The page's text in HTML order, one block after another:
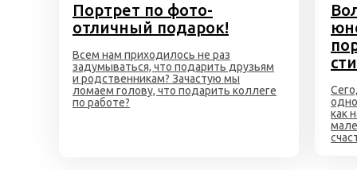
как
Всем нам приходилось не раз
задумываться, что подарить друзьям
и родственникам? Зачастую мы
ломаем голову, что подарить коллеге
по работе?
Портрет по фото-
отличный подарок!